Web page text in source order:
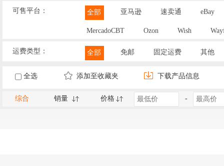
可售平台： 全部 亚马逊 速卖通 eBay
MercadoCBT Ozon Wish
运费类型： 全部 免邮 固定运费 其他
全选 添加至收藏夹 下载产品信息
综合 销量 价格 -